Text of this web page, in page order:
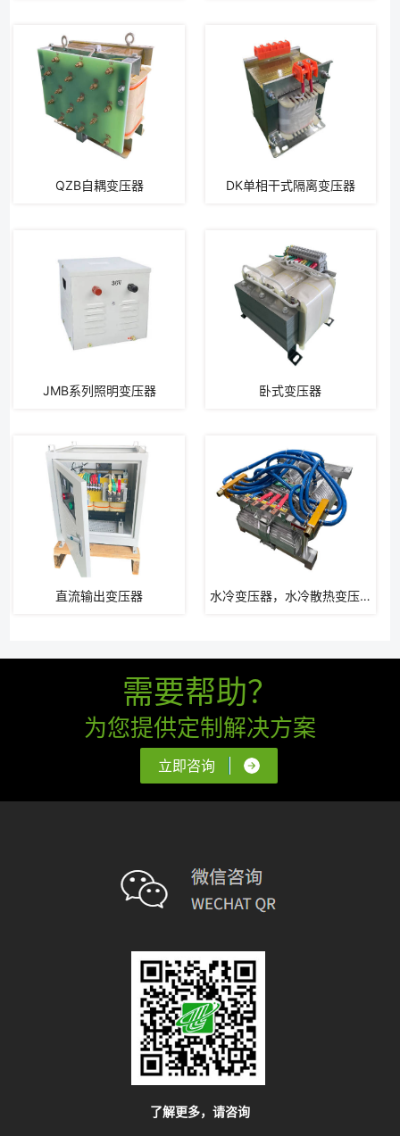
QZB自耦变压器 ​DK单相干式隔离变压器
JMB系列照明变压器 卧式变压器
直流输出变压器 水冷变压器，水冷散热变压器
需要帮助？
为您提供定制解决方案
立即咨询
了解更多，请咨询